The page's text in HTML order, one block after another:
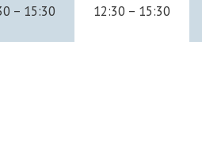
– 15:30
12:30 – 15:30